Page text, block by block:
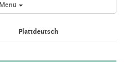
Menü
Plattdeutsch